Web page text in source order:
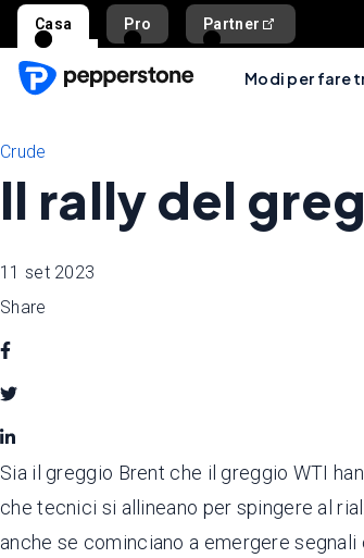
Casa Pro Partner
Modi per fare
Crude
Il rally del
11 set 2023
Share
Sia il greggio Brent che il greggio WTI
che tecnici si allineano per spingere al
anche se cominciano a emergere